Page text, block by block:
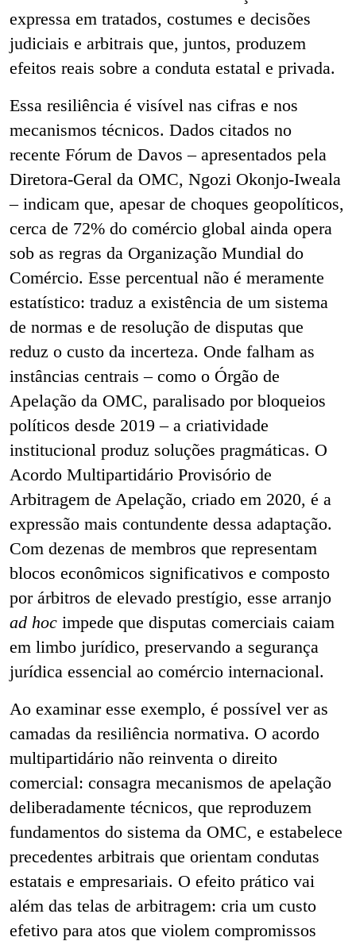
expressa em tratados, costumes e decisões
judiciais e arbitrais que, juntos, produzem
efeitos reais sobre a conduta estatal e privada.
Essa resiliência é visível nas cifras e nos
mecanismos técnicos. Dados citados no
recente Fórum de Davos – apresentados pela
Diretora-Geral da OMC, Ngozi Okonjo-Iweala
– indicam que, apesar de choques geopolíticos,
cerca de 72% do comércio global ainda opera
sob as regras da Organização Mundial do
Comércio. Esse percentual não é meramente
estatístico: traduz a existência de um sistema
de normas e de resolução de disputas que
reduz o custo da incerteza. Onde falham as
instâncias centrais – como o Órgão de
Apelação da OMC, paralisado por bloqueios
políticos desde 2019 – a criatividade
institucional produz soluções pragmáticas. O
Acordo Multipartidário Provisório de
Arbitragem de Apelação, criado em 2020, é a
expressão mais contundente dessa adaptação.
Com dezenas de membros que representam
blocos econômicos significativos e composto
por árbitros de elevado prestígio, esse arranjo
ad hoc impede que disputas comerciais caiam
em limbo jurídico, preservando a segurança
jurídica essencial ao comércio internacional.
Ao examinar esse exemplo, é possível ver as
camadas da resiliência normativa. O acordo
multipartidário não reinventa o direito
comercial: consagra mecanismos de apelação
deliberadamente técnicos, que reproduzem
fundamentos do sistema da OMC, e estabelece
precedentes arbitrais que orientam condutas
estatais e empresariais. O efeito prático vai
além das telas de arbitragem: cria um custo
efetivo para atos que violem compromissos